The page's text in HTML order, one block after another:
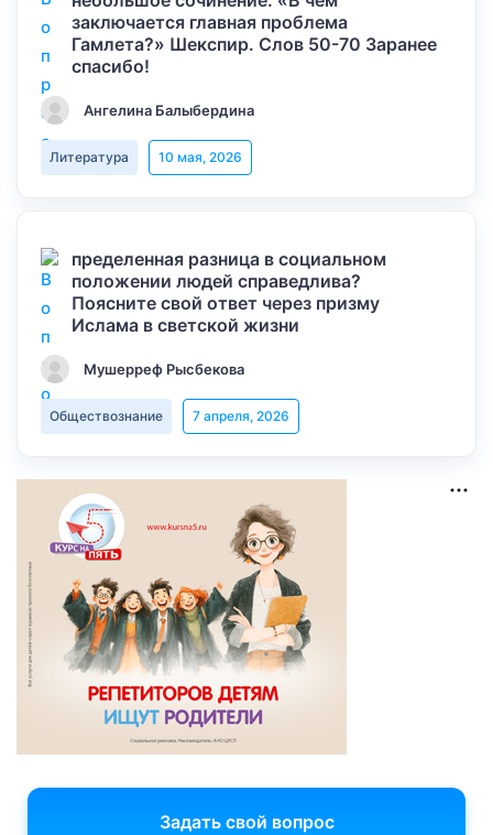
заключается главная проблема
Гамлета?» Шекспир. Слов 50-70 Заранее
спасибо!
Ангелина Балыбердина
Литература 10 мая, 2026
пределенная разница в социальном
положении людей справедлива?
Поясните свой ответ через призму
Ислама в светской жизни
Мушерреф Рысбекова
Обществознание 7 апреля, 2026
Задать свой вопрос